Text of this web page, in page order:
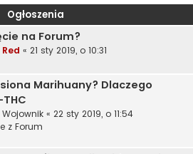
Ogłoszenia
na Forum?
Red « 21 sty 2019, o 10:31
Marihuany? Dlaczego
Wojownik « 22 sty 2019, o 11:54
z Forum